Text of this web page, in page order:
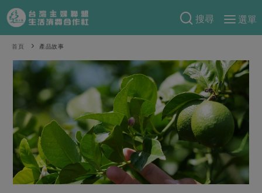
搜尋
選單
產品分類
當季蔬果
當令水果
芽苗類 蕈菇類
辛香料類
奶蛋豆・五穀
蛋 乳製品
食譜料理
米食
麵食
肉食
海鮮
特別企畫
預購活動
把最好的台灣味帶回家！
防災用品預購圓滿結束
綠主張
觀點文章
主婦食堂 一籃菜真心話
關於合作社
首頁 產品故事